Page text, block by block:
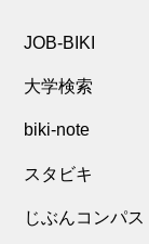
JOB-BIKI
大学検索
biki-note
スタビキ
じぶんコンパス